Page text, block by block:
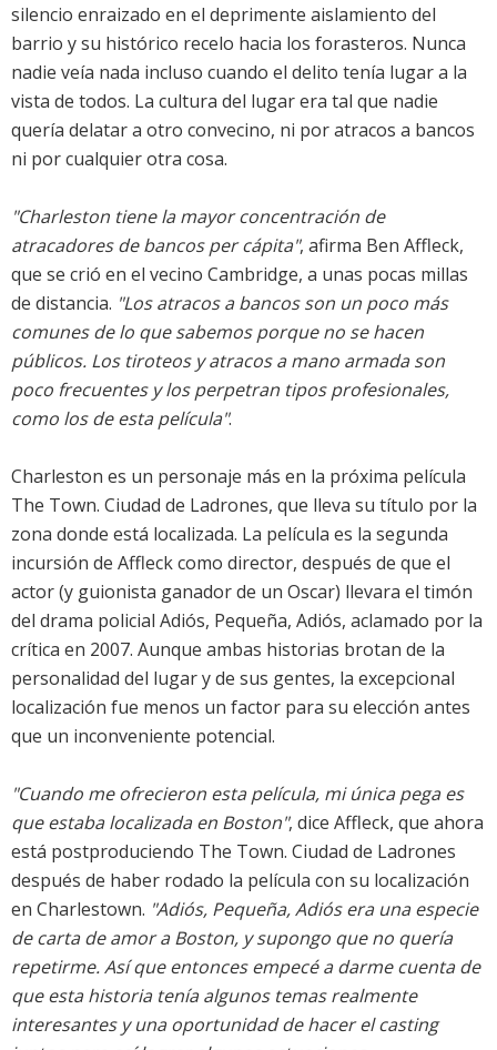
silencio enraizado en el deprimente aislamiento del
barrio y su histórico recelo hacia los forasteros. Nunca
nadie veía nada incluso cuando el delito tenía lugar a la
vista de todos. La cultura del lugar era tal que nadie
quería delatar a otro convecino, ni por atracos a bancos
ni por cualquier otra cosa.
"Charleston tiene la mayor concentración de
atracadores de bancos per cápita", afirma Ben Affleck,
que se crió en el vecino Cambridge, a unas pocas millas
de distancia. "Los atracos a bancos son un poco más
comunes de lo que sabemos porque no se hacen
públicos. Los tiroteos y atracos a mano armada son
poco frecuentes y los perpetran tipos profesionales,
como los de esta película".
Charleston es un personaje más en la próxima película
The Town. Ciudad de Ladrones, que lleva su título por la
zona donde está localizada. La película es la segunda
incursión de Affleck como director, después de que el
actor (y guionista ganador de un Oscar) llevara el timón
del drama policial Adiós, Pequeña, Adiós, aclamado por la
crítica en 2007. Aunque ambas historias brotan de la
personalidad del lugar y de sus gentes, la excepcional
localización fue menos un factor para su elección antes
que un inconveniente potencial.
"Cuando me ofrecieron esta película, mi única pega es
que estaba localizada en Boston", dice Affleck, que ahora
está postproduciendo The Town. Ciudad de Ladrones
después de haber rodado la película con su localización
en Charlestown. "Adiós, Pequeña, Adiós era una especie
de carta de amor a Boston, y supongo que no quería
repetirme. Así que entonces empecé a darme cuenta de
que esta historia tenía algunos temas realmente
interesantes y una oportunidad de hacer el casting